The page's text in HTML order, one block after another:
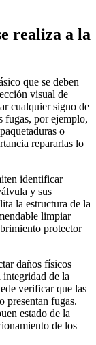
realiza a la
que se deben
visual de
cualquier signo de
fugas, por ejemplo,
o
repararlas lo
identificar
y sus
la estructura de la
limpiar
protector
daños físicos
de la
verificar que las
presentan fugas.
estado de la
de los